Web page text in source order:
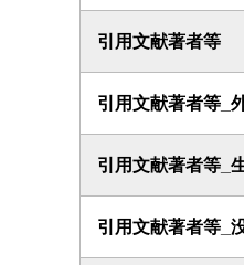
引用文献著者等
引用文献著者等_
引用文献著者等_
引用文献著者等_